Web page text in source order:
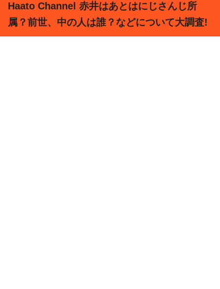
Haato Channel 赤井はあとはにじさんじ所
属？前世、中の人は誰？などについて大調査!